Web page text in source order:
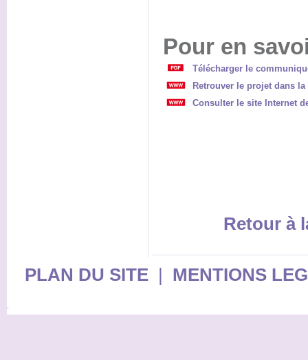
Pour en
Télécharger le
Retrouver le projet dans
Consulter le site Internet
Retour à
PLAN DU SITE| MENTIONS